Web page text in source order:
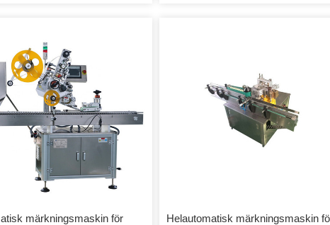
märkningsmaskin för
Helautomatisk märkningsmaskin